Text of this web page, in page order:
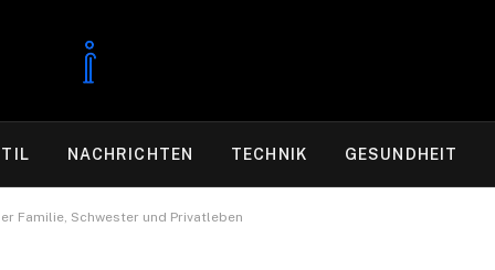
NACHRICHTEN TECHNIK GESUNDHEIT
Familie, Schwester und Privatleben